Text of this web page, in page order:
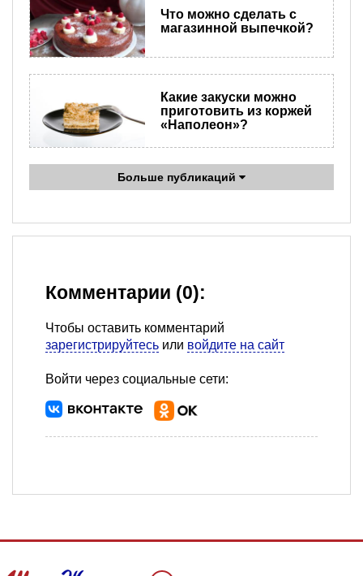
Что можно сделать с
магазинной выпечкой?
Какие закуски можно
приготовить из коржей
«Наполеон»?
Больше публикаций
Комментарии (0):
Чтобы оставить комментарий
зарегистрируйтесь или войдите на сайт
Войти через социальные сети: